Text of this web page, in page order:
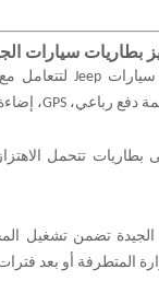
بطاريات سيارات
Jeep لتتعامل
دفع رباعي، GPS،
بطاريات تتحمل
الجيدة تضمن تشغيل
المتطرفة أو بعد